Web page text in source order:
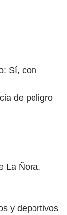
Sí, con
de peligro
La Ñora.
y deportivos